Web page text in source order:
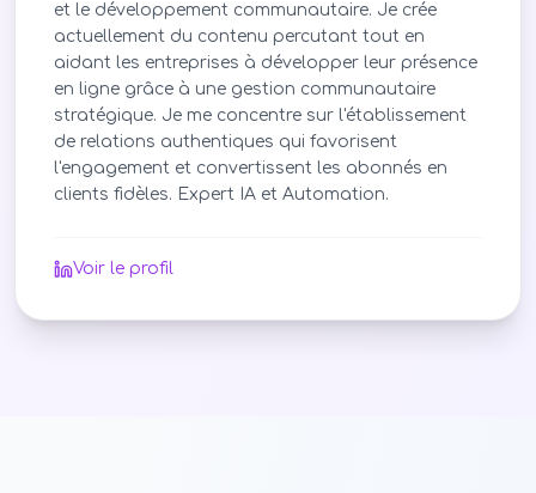
et le développement communautaire. Je crée
actuellement du contenu percutant tout en
aidant les entreprises à développer leur présence
en ligne grâce à une gestion communautaire
stratégique. Je me concentre sur l'établissement
de relations authentiques qui favorisent
l'engagement et convertissent les abonnés en
clients fidèles. Expert IA et Automation.
Voir le profil